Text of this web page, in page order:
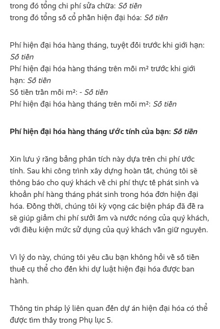
trong đó tổng chi phí sửa chữa: Số tiền
trong đó tổng số cổ phần hiện đại hóa: Số tiền
Phí hiện đại hóa hàng tháng, tuyệt đối trước khi giới hạn:
Số tiền
Phí hiện đại hóa hàng tháng trên mỗi m² trước khi giới
hạn: Số tiền
Số tiền trần mỗi m²: - Số tiền
Phí hiện đại hóa hàng tháng trên mỗi m²: Số tiền
Phí hiện đại hóa hàng tháng ước tính của bạn: Số tiền
Xin lưu ý rằng bảng phân tích này dựa trên chi phí ước
tính. Sau khi công trình xây dựng hoàn tất, chúng tôi sẽ
thông báo cho quý khách về chi phí thực tế phát sinh và
khoản phí hàng tháng phát sinh trong hóa đơn hiện đại
hóa. Đồng thời, chúng tôi kỳ vọng các biện pháp đã đề ra
sẽ giúp giảm chi phí sưởi ấm và nước nóng của quý khách,
với điều kiện mức sử dụng của quý khách vẫn giữ nguyên.
Vì lý do này, chúng tôi yêu cầu bạn không hỏi về số tiền
thuế cụ thể cho đến khi dự luật hiện đại hóa được ban
hành.
Thông tin pháp lý liên quan đến dự án hiện đại hóa có thể
được tìm thấy trong Phụ lục 5.